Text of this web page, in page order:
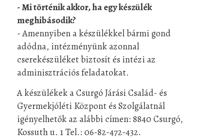
- Mi történik akkor, ha egy készülék
meghibásodik?
- Amennyiben a készülékkel bármi gond
adódna, intézményünk azonnal
cserekészüléket biztosít és intézi az
adminisztrációs feladatokat.
A készülékek a Csurgó Járási Család- és
Gyermekjóléti Központ és Szolgálatnál
igényelhetők az alábbi címen: 8840 Csurgó,
Kossuth u. 1 Tel.: 06-82-472-432.